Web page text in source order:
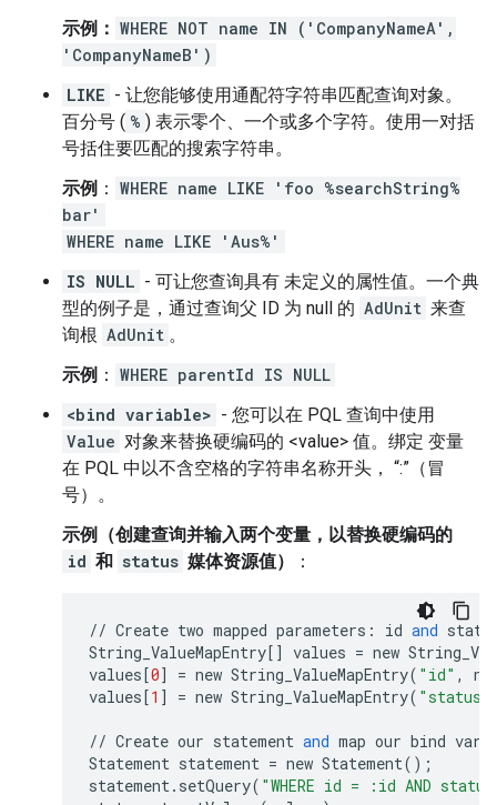
示例： WHERE NOT name IN ('CompanyNameA',
'CompanyNameB')
LIKE - 让您能够使用通配符字符串匹配查询对象。
百分号 ( % ) 表示零个、一个或多个字符。使用一对括
号括住要匹配的搜索字符串。
示例 ： WHERE name LIKE 'foo %searchString%
bar'
WHERE name LIKE 'Aus%'
IS NULL - 可让您查询具有 未定义的属性值。一个典
型的例子是，通过查询父 ID 为 null 的 AdUnit 来查
询根 AdUnit 。
示例 ： WHERE parentId IS NULL
<bind variable> - 您可以在 PQL 查询中使用
Value 对象来替换硬编码的 <value> 值。绑定 变量
在 PQL 中以不含空格的字符串名称开头， “:”（冒
号）。
示例（创建查询并输入两个变量，以替换硬编码的
id 和 status 媒体资源值） ：
// Create two mapped parameters : id and
String_ValueMapEntry[] values = new
values[0] = new String_ValueMapEntry( "id" ,
values[1 ] = new String_ValueMapEntry( "status"
// Create our statement and map our bind
Statement statement = new Statement();
statement. setQuery( "WHERE id = :id AND